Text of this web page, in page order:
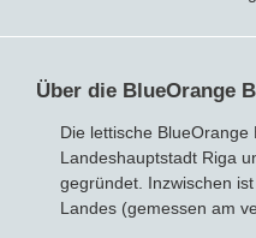
Über die BlueOrange
Die lettische
Landeshauptstadt Riga
gegründet. Inzwischen
Landes (gemessen am